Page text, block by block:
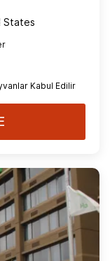
States
Kabul Edilir